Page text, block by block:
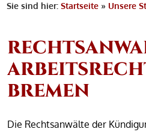
Sie sind hier:Startseite » Unsere
BREMEN
Die Rechtsanwälte der